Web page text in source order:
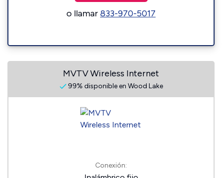
o llamar833-970-5017
MVTV Wireless Internet
99% disponible en Wood Lake
Conexión: